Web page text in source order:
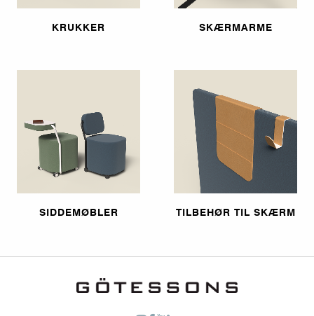
KRUKKER SKÆRMARME
SIDDEMØBLER TILBEHØR TIL SKÆRM